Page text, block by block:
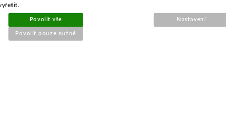
SOUVISEJÍCÍ PRODUKTY
Povolit vše
Povolit pouze nutné
Nastavení